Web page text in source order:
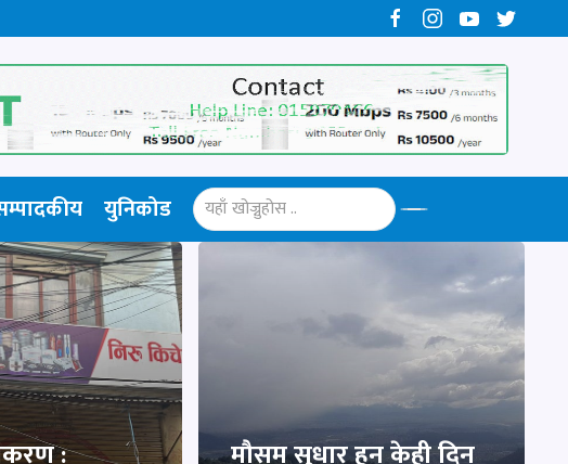
युनिकोड
:
मौसम सुधार हुन केही दिन